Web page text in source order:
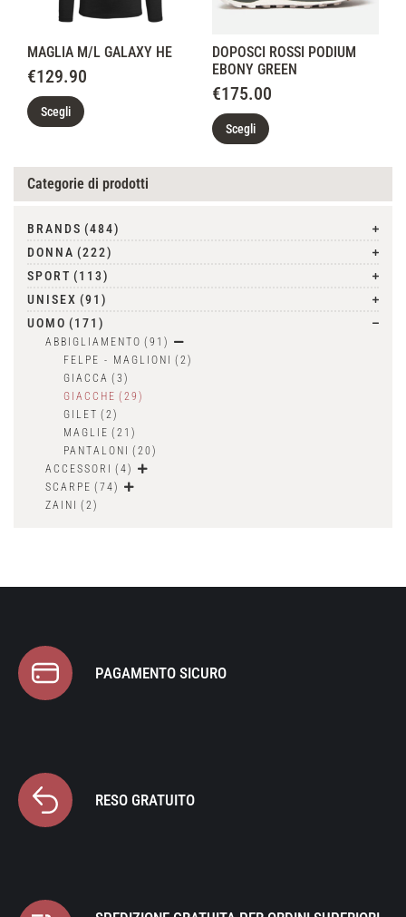
MAGLIA M/L GALAXY HE
€129.90
Scegli
DOPOSCI ROSSI PODIUM
EBONY GREEN
€175.00
Scegli
Categorie di prodotti
BRANDS (484)
DONNA (222)
SPORT (113)
UNISEX (91)
UOMO (171)
ABBIGLIAMENTO (91)
FELPE - MAGLIONI (2)
GIACCA (3)
GIACCHE (29)
GILET (2)
MAGLIE (21)
PANTALONI (20)
ACCESSORI (4)
SCARPE (74)
ZAINI (2)
PAGAMENTO SICURO
RESO GRATUITO